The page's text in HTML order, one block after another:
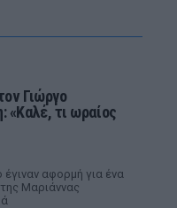
Γιώργο
«Καλέ, τι ωραίος
έγιναν αφορμή για ένα
Μαριάννας